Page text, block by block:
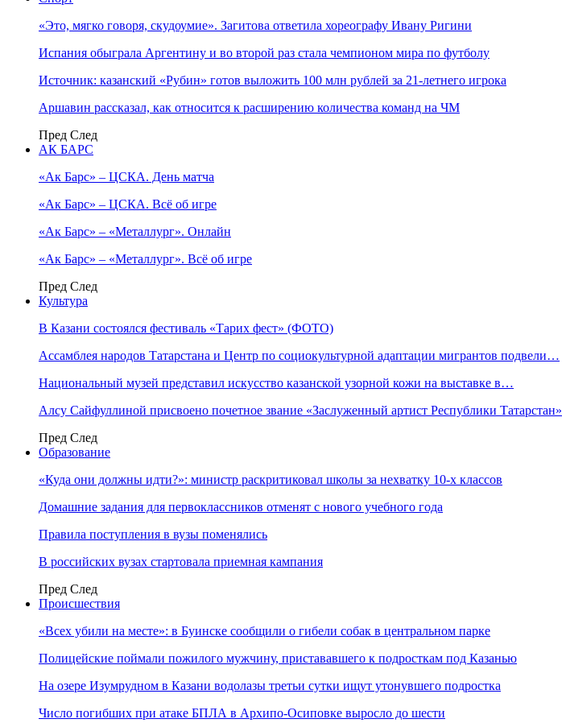
«Это, мягко говоря, скудоумие». Загитова ответила хореографу Ивану Ригини
Испания обыграла Аргентину и во второй раз стала чемпионом мира по футболу
Источник: казанский «Рубин» готов выложить 100 млн рублей за 21-летнего игрока
Аршавин рассказал, как относится к расширению количества команд на ЧМ
Пред След
АК БАРС
«Ак Барс» – ЦСКА. День матча
«Ак Барс» – ЦСКА. Всё об игре
«Ак Барс» – «Металлург». Онлайн
«Ак Барс» – «Металлург». Всё об игре
Пред След
Культура
В Казани состоялся фестиваль «Тарих фест» (ФОТО)
Ассамблея народов Татарстана и Центр по социокультурной адаптации мигрантов подвели…
Национальный музей представил искусство казанской узорной кожи на выставке в…
Алсу Сайфуллиной присвоено почетное звание «Заслуженный артист Республики Татарстан»
Пред След
Образование
«Куда они должны идти?»: министр раскритиковал школы за нехватку 10-х классов
Домашние задания для первоклассников отменят с нового учебного года
Правила поступления в вузы поменялись
В российских вузах стартовала приемная кампания
Пред След
Происшествия
«Всех убили на месте»: в Буинске сообщили о гибели собак в центральном парке
Полицейские поймали пожилого мужчину, пристававшего к подросткам под Казанью
На озере Изумрудном в Казани водолазы третьи сутки ищут утонувшего подростка
Число погибших при атаке БПЛА в Архипо-Осиповке выросло до шести